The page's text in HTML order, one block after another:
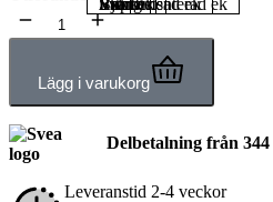
Lägg i varukorg
Delbetalning från 344
Leveranstid 2-4 veckor